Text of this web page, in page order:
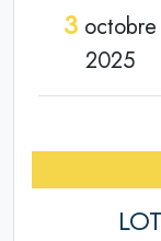
3 octobre
2025